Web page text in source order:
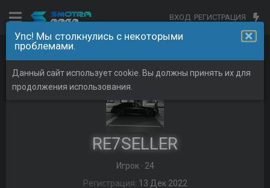
ВХОД РЕГИСТРАЦИЯ
RE7SELLER
Игрок · 24
Регистрация 13 Дек 2022
Упс! Мы столкнулись с некоторыми
проблемами.
Данный сайт использует cookie. Вы должны принять их для
продолжения использования.